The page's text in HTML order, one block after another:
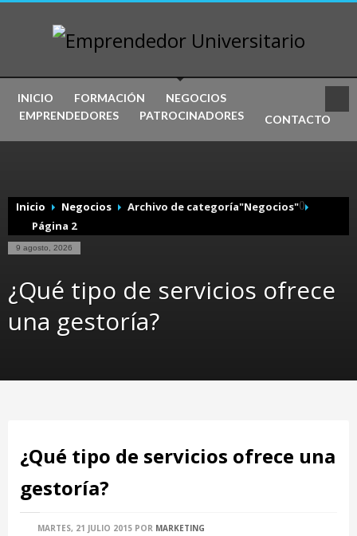
INICIO FORMACIÓN
NEGOCIOS
EMPRENDEDORES
PATROCINADORES CONTACTO
Inicio Negocios Archivo de categoría"Negocios"(
Página 2
)
9 agosto, 2026
¿Qué tipo de servicios ofrece
una gestoría?
¿Qué tipo de servicios ofrece una
gestoría?
MARTES, 21 JULIO 2015 POR MARKETING